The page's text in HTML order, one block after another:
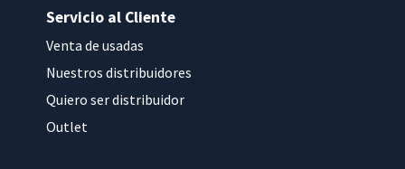
Servicio al Cliente
Venta de usadas
Nuestros distribuidores
Quiero ser distribuidor
Outlet